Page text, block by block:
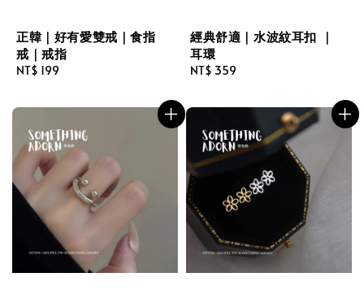
正韓｜好有愛雙戒｜食指
戒｜戒指
Regular
NT$ 199
經典舒適｜水波紋耳扣 ｜
耳環
Regular
NT$ 359